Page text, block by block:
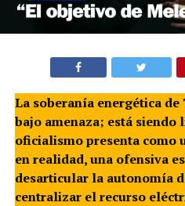
La soberanía energética
bajo amenaza; está siendo
oficialismo presenta como
en realidad, una ofensiva
desarticular la autonomía
centralizar el recurso